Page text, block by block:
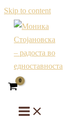
Skip to content